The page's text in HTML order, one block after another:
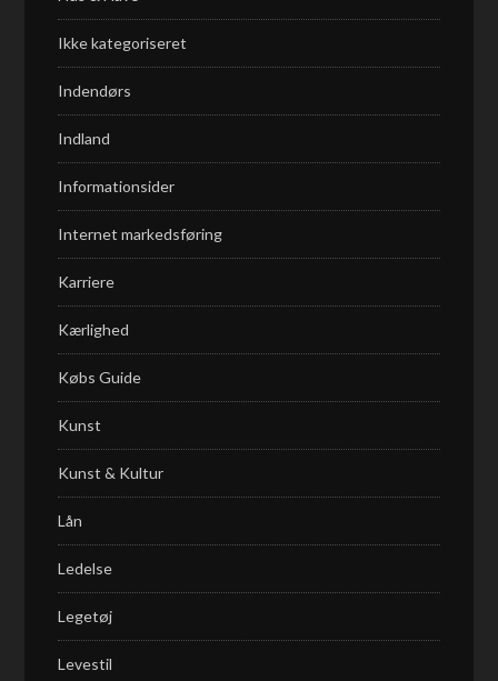
Ikke kategoriseret
Indendørs
Indland
Informationsider
Internet markedsføring
Karriere
Kærlighed
Købs Guide
Kunst
Kunst & Kultur
Lån
Ledelse
Legetøj
Levestil